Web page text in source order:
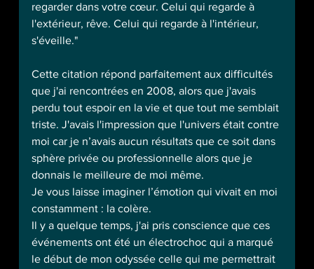
regarder dans votre cœur. Celui qui regarde à
l'extérieur, rêve. Celui qui regarde à l'intérieur,
s'éveille."
Cette citation répond parfaitement aux difficultés
que j'ai rencontrées en 2008, alors que j'avais
perdu tout espoir en la vie et que tout me semblait
triste. J'avais l'impression que l'univers était contre
moi car je n’avais aucun résultats que ce soit dans
sphère privée ou professionnelle alors que je
donnais le meilleure de moi même.
Je vous laisse imaginer l’émotion qui vivait en moi
constamment : la colère.
Il y a quelque temps, j'ai pris conscience que ces
événements ont été un électrochoc qui a marqué
le début de mon odyssée celle qui me permettrait